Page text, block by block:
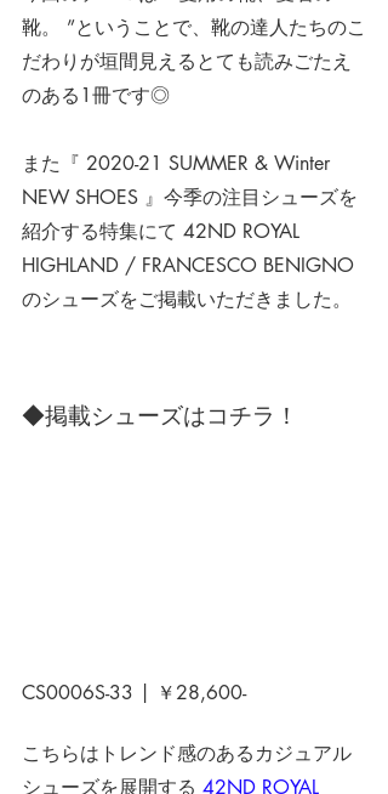
靴。 ”ということで、靴の達人たちのこ
だわりが垣間見えるとても読みごたえ
のある1冊です◎
また『 2020-21 SUMMER & Winter
NEW SHOES 』今季の注目シューズを
紹介する特集にて 42ND ROYAL
HIGHLAND / FRANCESCO BENIGNO
のシューズをご掲載いただきました。
◆掲載シューズはコチラ！
CS0006S-33 | ￥28,600-
こちらはトレンド感のあるカジュアル
シューズを展開する 42ND ROYAL